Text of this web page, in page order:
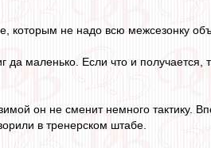
которым не надо всю межсезонку
маленько. Если что и получается,
он не сменит немного тактику.
в тренерском штабе.